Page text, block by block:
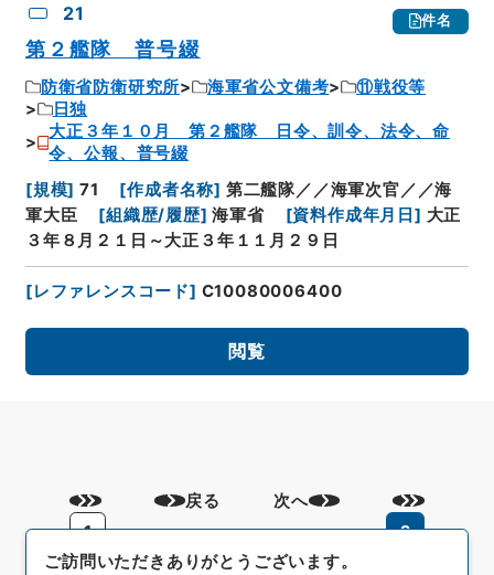
21 件名
第２艦隊 普号綴
防衛省防衛研究所 海軍省公文備考
⑪戦役等
日独
大正３年１０月 第２艦隊 日令、訓令、法令、命
令、公報、普号綴
[規模] 71 [作成者名称] 第二艦隊／／海軍次官／／海
軍大臣
[組織歴/履歴] 海軍省 [資料作成年月日 ] 大正
３年８月２１日～大正３年１１月２９日
[レファレンスコード] C10080006400
閲覧
戻る
1
2
次へ
ご訪問いただきありがとうございます。